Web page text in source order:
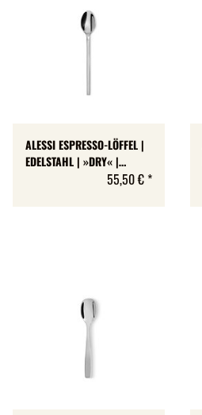
ALESSI ESPRESSO-LÖFFEL |
EDELSTAHL | »DRY« |
MATTIERTER GRIFF | SET MIT
55,50 € *